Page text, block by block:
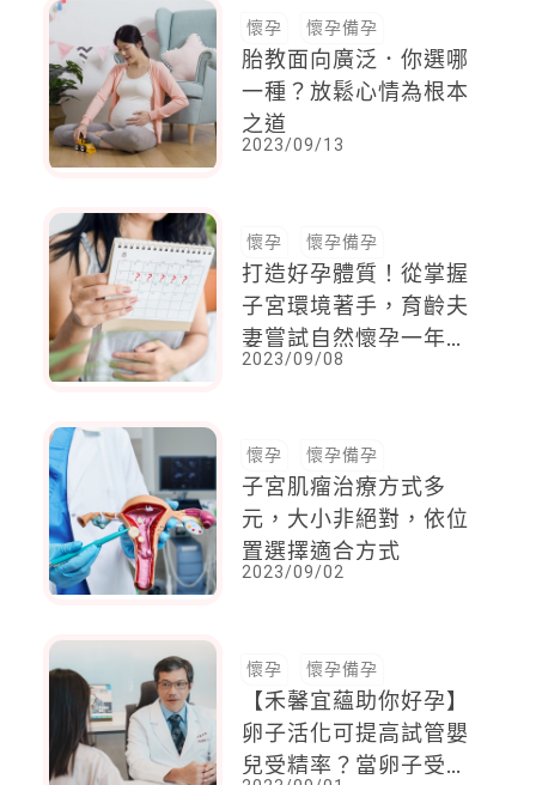
懷孕 懷孕備孕
胎教面向廣泛．你選哪
一種？放鬆心情為根本
之道
2023/09/13
懷孕 懷孕備孕
打造好孕體質！從掌握
子宮環境著手，育齡夫
妻嘗試自然懷孕一年不
成，適時就醫檢查
2023/09/08
懷孕 懷孕備孕
子宮肌瘤治療方式多
元，大小非絕對，依位
置選擇適合方式
2023/09/02
懷孕 懷孕備孕
【禾馨宜蘊助你好孕】
卵子活化可提高試管嬰
兒受精率？當卵子受精